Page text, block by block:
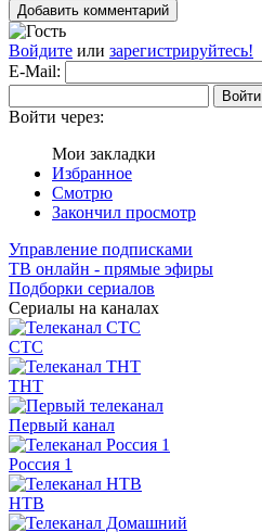
Добавить комментарий
Войдите или зарегистрируйтесь!
E-Mail:
Войти
Войти через:
Мои закладки
Избранное
Смотрю
Закончил просмотр
Управление подписками
ТВ онлайн - прямые эфиры
Подборки сериалов
Сериалы на каналах
СТС
ТНТ
Первый канал
Россия 1
НТВ